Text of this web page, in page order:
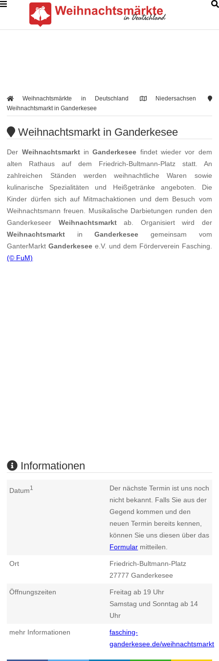
Weihnachtsmärkte in Deutschland
Niedersachsen
Weihnachtsmarkt in Ganderkesee
Weihnachtsmarkt in Ganderkesee
Der WeihnachtsmarktinGanderkesee findet wieder vor dem
alten Rathaus auf dem Friedrich-Bultmann-Platz statt. An
zahlreichen Ständen werden weihnachtliche Waren sowie
kulinarische Spezialitäten und Heißgetränke angeboten. Die
Kinder dürfen sich auf Mitmachaktionen und dem Besuch vom
Weihnachtsmann freuen. Musikalische Darbietungen runden den
Ganderkeseer Weihnachtsmarktab. Organisiert wird der
Weihnachtsmarkt inGanderkesee gemeinsam vom
GanterMarktGanderkesee e.V. und dem Förderverein Fasching.
(© FuM)
Informationen
Datum1
Der nächste Termin ist uns noch
nicht bekannt. Falls Sie aus der
Gegend kommen und den
neuen Termin bereits kennen,
können Sie uns diesen über das
Formular mitteilen.
Ort
Friedrich-Bultmann-Platz
27777 Ganderkesee
Öffnungszeiten
Freitag ab 19 Uhr
Samstag und Sonntag ab 14
Uhr
mehr Informationen
fasching-
ganderkesee.de/weihnachtsmarkt